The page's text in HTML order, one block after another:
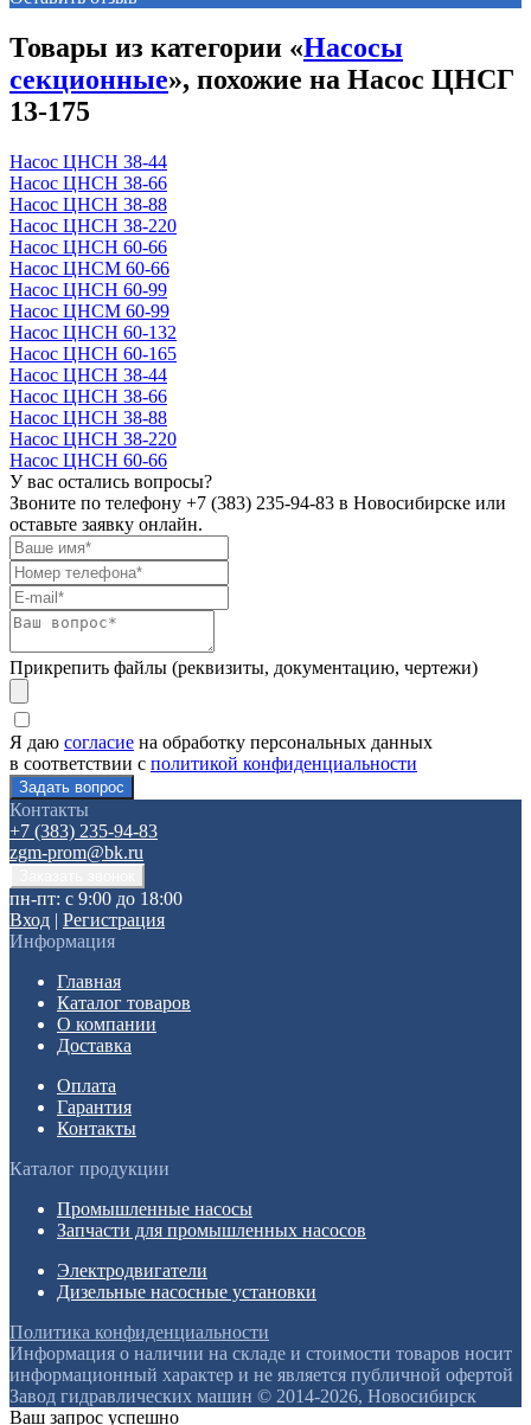
Товары из категории «Насосы
секционные», похожие на Насос ЦНСГ
13-175
Насос ЦНСН 38-44
Насос ЦНСН 38-66
Насос ЦНСН 38-88
Насос ЦНСН 38-220
Насос ЦНСН 60-66
Насос ЦНСМ 60-66
Насос ЦНСН 60-99
Насос ЦНСМ 60-99
Насос ЦНСН 60-132
Насос ЦНСН 60-165
Насос ЦНСН 38-44
Насос ЦНСН 38-66
Насос ЦНСН 38-88
Насос ЦНСН 38-220
Насос ЦНСН 60-66
У вас остались вопросы?
Звоните по телефону +7 (383) 235-94-83 в Новосибирске или
оставьте заявку онлайн.
Прикрепить файлы (реквизиты, документацию, чертежи)
Я даю согласие на обработку персональных данных
в соответствии с политикой конфиденциальности
Контакты
+7 (383) 235-94-83
zgm-prom@bk.ru
пн-пт: с 9:00 до 18:00
Вход | Регистрация
Информация
Главная
Каталог товаров
О компании
Доставка
Оплата
Гарантия
Контакты
Каталог продукции
Промышленные насосы
Запчасти для промышленных насосов
Электродвигатели
Дизельные насосные установки
Политика конфиденциальности
Информация о наличии на складе и стоимости товаров носит
информационный характер и не является публичной офертой
Завод гидравлических машин © 2014-2026, Новосибирск
Ваш запрос успешно